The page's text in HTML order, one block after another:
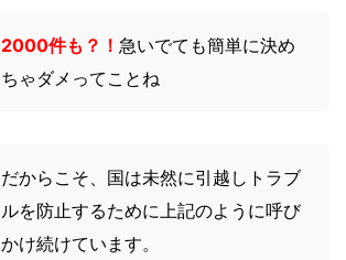
2000件も？！ 急いでても簡単に決め
ちゃダメってことね
だからこそ、国は未然に引越しトラブ
ルを防止するために上記のように呼び
かけ続けています。